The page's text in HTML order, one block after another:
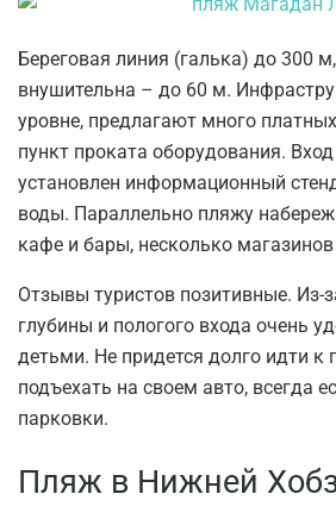
Береговая линия (галька) до 300
внушительна – до 60 м.
уровне, предлагают много
пункт проката оборудования.
установлен информационный
воды. Параллельно пляжу
кафе и бары, несколько
Отзывы туристов позитивные. Из-
глубины и пологого входа очень
детьми. Не придется долго идти
подъехать на своем авто, всегда
парковки.
Пляж в Нижней